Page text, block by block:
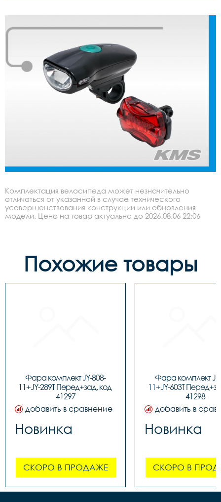
Комплектация велосипеда может незначительно
отличаться от указанной в случае технического
усовершенствования конструкции или обновления
модели. Цена на товар актуальна до 2026.08.06 22:06
Похожие товары
Фара комплект JY-808-
11+JY-289T Перед+зад, код
41297
добавить в сравнение
Новинка
СКОРО В ПРОДАЖЕ
Фара комплект
11+JY-603T
41298
добавить в
Новинка
СКОРО В